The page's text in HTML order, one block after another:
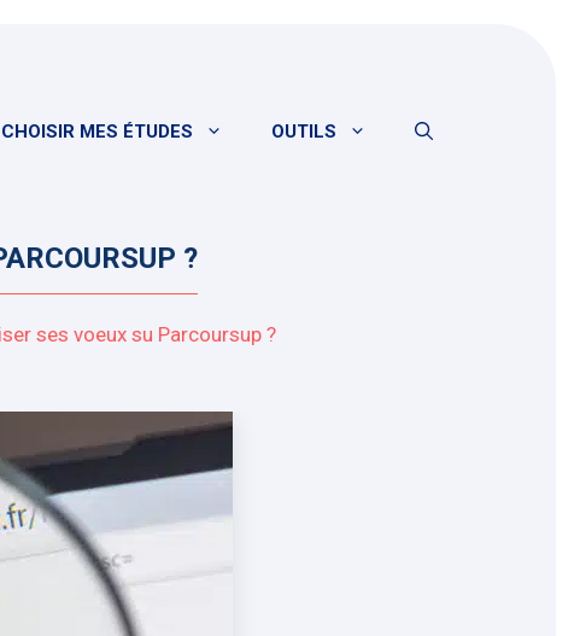
CHOISIR MES ÉTUDES OUTILS
?
ses voeux su Parcoursup ?